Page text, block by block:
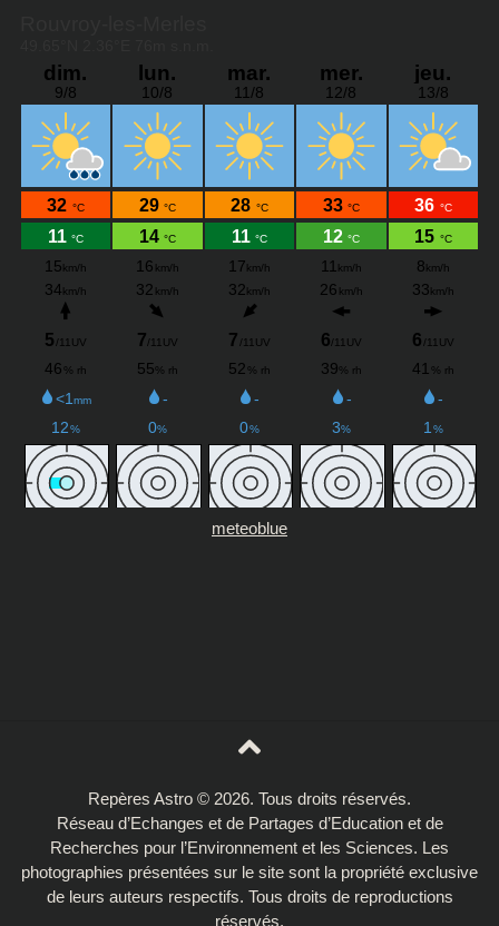
meteoblue
Repères Astro © 2026. Tous droits réservés.
Réseau d’Echanges et de Partages d’Education et de
Recherches pour l’Environnement et les Sciences. Les
photographies présentées sur le site sont la propriété exclusive
de leurs auteurs respectifs. Tous droits de reproductions
réservés.